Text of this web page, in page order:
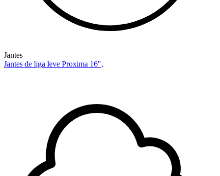
Jantes
Jantes de liga leve Proxima 16",